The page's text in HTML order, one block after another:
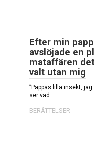
Efter min
avslöjade en
mataffären
valt utan mig
”Pappas lilla insekt,
ser vad
BERÄTTELSER